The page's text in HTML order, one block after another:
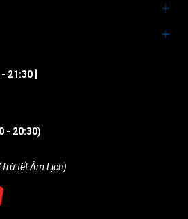
21:30 ]
- 20:30)
tết Âm Lịch)